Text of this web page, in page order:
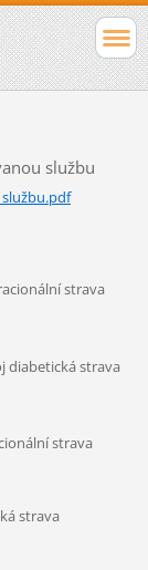
službu
strava
diabetická strava
strava
strava